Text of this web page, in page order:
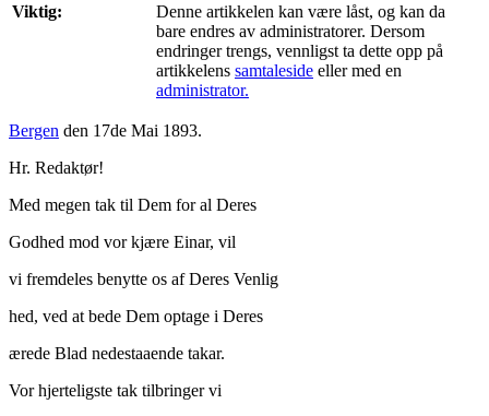
Viktig:
Denne artikkelen kan være låst, og kan da
bare endres av administratorer. Dersom
endringer trengs, vennligst ta dette opp på
artikkelens samtaleside eller med en
administrator.
Bergen den 17de Mai 1893.
Hr. Redaktør!
Med megen tak til Dem for al Deres
Godhed mod vor kjære Einar, vil
vi fremdeles benytte os af Deres Venlig
hed, ved at bede Dem optage i Deres
ærede Blad nedestaaende takar.
Vor hjerteligste tak tilbringer vi